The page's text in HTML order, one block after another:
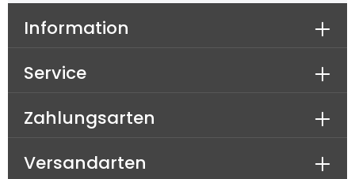
Information
Service
Zahlungsarten
Versandarten